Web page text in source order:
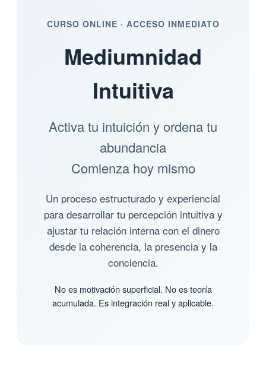
CURSO ONLINE · ACCESO INMEDIATO
Mediumnidad
Intuitiva
Activa tu intuición y ordena tu
abundancia
Comienza hoy mismo
Un proceso estructurado y experiencial
para desarrollar tu percepción intuitiva y
ajustar tu relación interna con el dinero
desde la coherencia, la presencia y la
conciencia.
No es motivación superficial. No es teoría
acumulada. Es integración real y aplicable.